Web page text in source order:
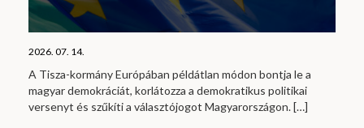
2026. 07. 14.
A Tisza-kormány Európában példátlan módon bontja le a
magyar demokráciát, korlátozza a demokratikus politikai
versenyt és szűkíti a választójogot Magyarországon.[…]